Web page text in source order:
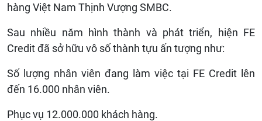
hàng Việt Nam Thịnh Vượng SMBC.
Sau nhiều năm hình thành và phát triển, hiện FE
Credit đã sở hữu vô số thành tựu ấn tượng như:
Số lượng nhân viên đang làm việc tại FE Credit lên
đến 16.000 nhân viên.
Phục vụ 12.000.000 khách hàng.